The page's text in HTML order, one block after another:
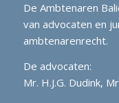
De Ambtenaren
van advocaten en
ambtenarenrecht.
De advocaten:
Mr. H.J.G. Dudink,